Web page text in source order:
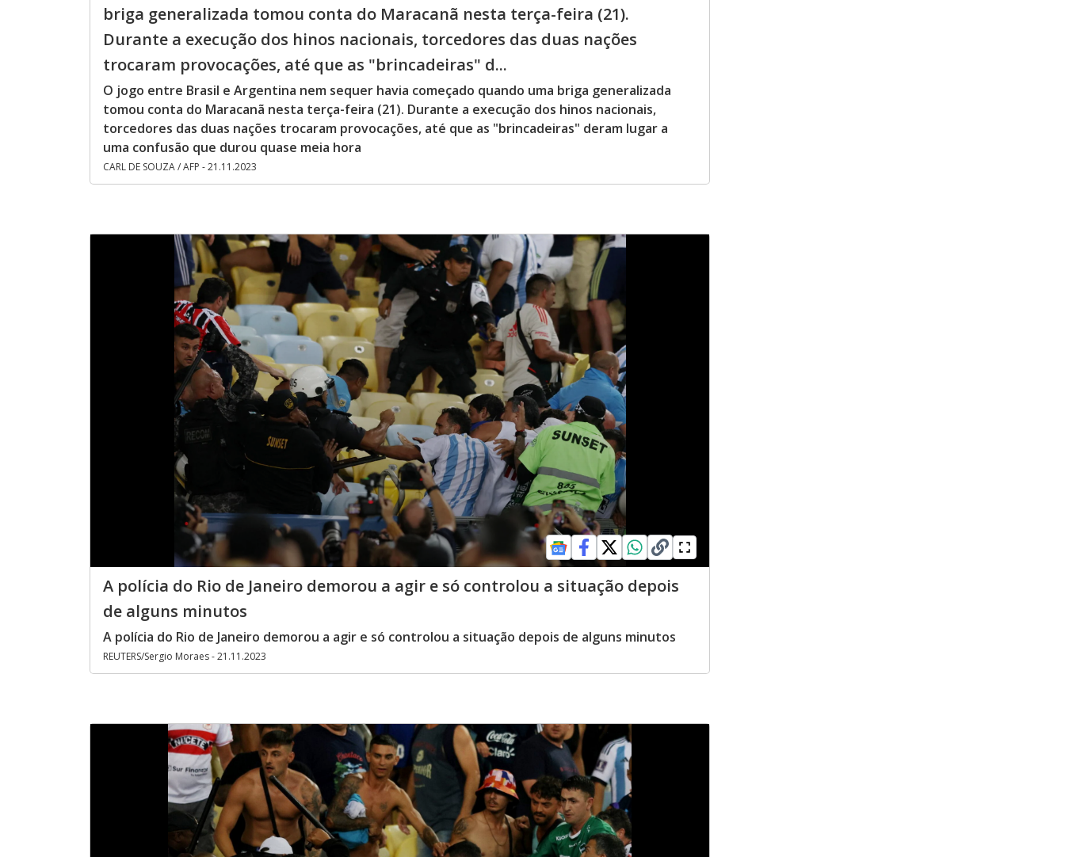
briga generalizada tomou conta do Maracanã nesta terça-feira (21).
Durante a execução dos hinos nacionais, torcedores das duas nações
trocaram provocações, até que as "brincadeiras" d...
O jogo entre Brasil e Argentina nem sequer havia começado quando uma briga generalizada
tomou conta do Maracanã nesta terça-feira (21). Durante a execução dos hinos nacionais,
torcedores das duas nações trocaram provocações, até que as "brincadeiras" deram lugar a
uma confusão que durou quase meia hora
CARL DE SOUZA / AFP - 21.11.2023
A polícia do Rio de Janeiro demorou a agir e só controlou a situação depois
de alguns minutos
A polícia do Rio de Janeiro demorou a agir e só controlou a situação depois de alguns minutos
REUTERS/Sergio Moraes - 21.11.2023